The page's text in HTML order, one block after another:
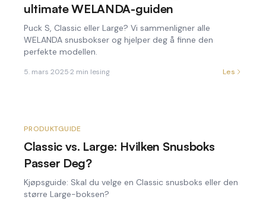
ultimate WELANDA-guiden
Puck S, Classic eller Large? Vi sammenligner alle
WELANDA snusbokser og hjelper deg å finne den
perfekte modellen.
5. mars 2025·2 min lesing Les
PRODUKTGUIDE
Classic vs. Large: Hvilken Snusboks
Passer Deg?
Kjøpsguide: Skal du velge en Classic snusboks eller den
større Large-boksen?